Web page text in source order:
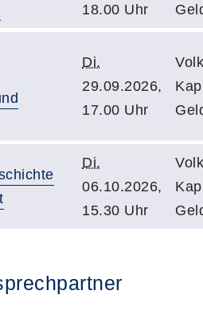
18.00 Uhr
Di.
29.09.2026,
17.00 Uhr
Di.
06.10.2026,
15.30 Uhr